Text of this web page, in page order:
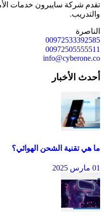
تقدم شركة سايبرون خدمات
والتدريب.
الناصرة
00972533392585
00972505555511
info@cyberone.co
أحدث الأخبار
ما هي تقنية الشحن الهوائي؟
01 مارس 2025